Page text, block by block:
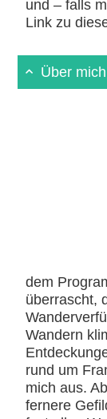
und – falls
Link zu
Über mich
dem
überrascht,
Wandern
rund um
mich aus.
fernere